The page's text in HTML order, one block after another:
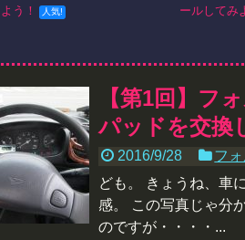
よう！
ールしてみ
【第1回】フ
パッドを交換
2016/9/28
フ
ども。 きょうね、車
感。 この写真じゃ分
のですが・・・・...